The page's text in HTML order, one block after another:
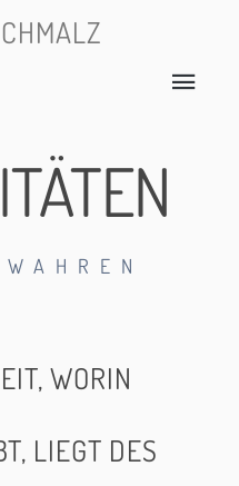
WORIN
LIEGT DES